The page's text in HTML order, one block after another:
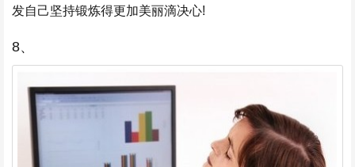
发自己坚持锻炼得更加美丽滴决心!
8、